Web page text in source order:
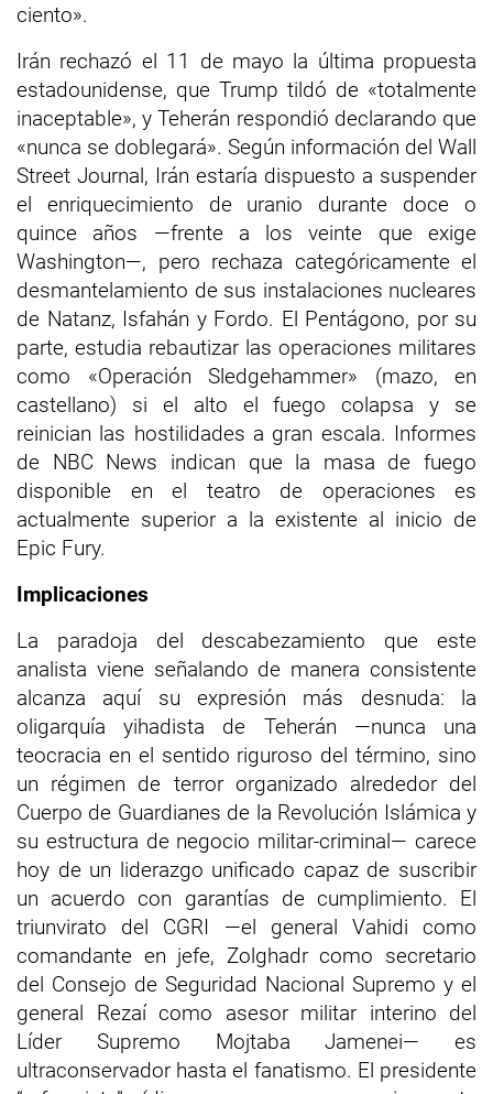
ciento».
Irán rechazó el 11 de mayo la última propuesta
estadounidense, que Trump tildó de «totalmente
inaceptable», y Teherán respondió declarando que
«nunca se doblegará». Según información del Wall
Street Journal, Irán estaría dispuesto a suspender
el enriquecimiento de uranio durante doce o
quince años —frente a los veinte que exige
Washington—, pero rechaza categóricamente el
desmantelamiento de sus instalaciones nucleares
de Natanz, Isfahán y Fordo. El Pentágono, por su
parte, estudia rebautizar las operaciones militares
como «Operación Sledgehammer» (mazo, en
castellano) si el alto el fuego colapsa y se
reinician las hostilidades a gran escala. Informes
de NBC News indican que la masa de fuego
disponible en el teatro de operaciones es
actualmente superior a la existente al inicio de
Epic Fury.
Implicaciones
La paradoja del descabezamiento que este
analista viene señalando de manera consistente
alcanza aquí su expresión más desnuda: la
oligarquía yihadista de Teherán —nunca una
teocracia en el sentido riguroso del término, sino
un régimen de terror organizado alrededor del
Cuerpo de Guardianes de la Revolución Islámica y
su estructura de negocio militar-criminal— carece
hoy de un liderazgo unificado capaz de suscribir
un acuerdo con garantías de cumplimiento. El
triunvirato del CGRI —el general Vahidi como
comandante en jefe, Zolghadr como secretario
del Consejo de Seguridad Nacional Supremo y el
general Rezaí como asesor militar interino del
Líder Supremo Mojtaba Jamenei— es
ultraconservador hasta el fanatismo. El presidente